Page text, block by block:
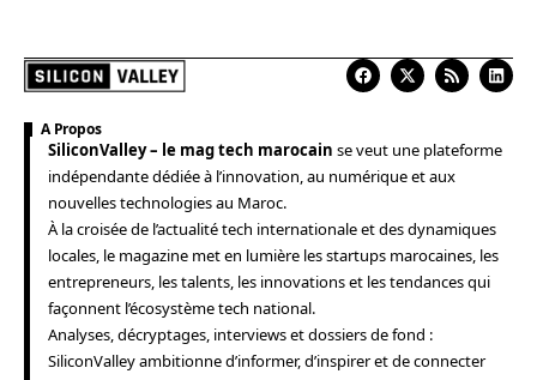
A Propos
SiliconValley – le mag tech marocain se veut une plateforme
indépendante dédiée à l’innovation, au numérique et aux
nouvelles technologies au Maroc.
À la croisée de l’actualité tech internationale et des dynamiques
locales, le magazine met en lumière les startups marocaines, les
entrepreneurs, les talents, les innovations et les tendances qui
façonnent l’écosystème tech national.
Analyses, décryptages, interviews et dossiers de fond :
SiliconValley ambitionne d’informer, d’inspirer et de connecter